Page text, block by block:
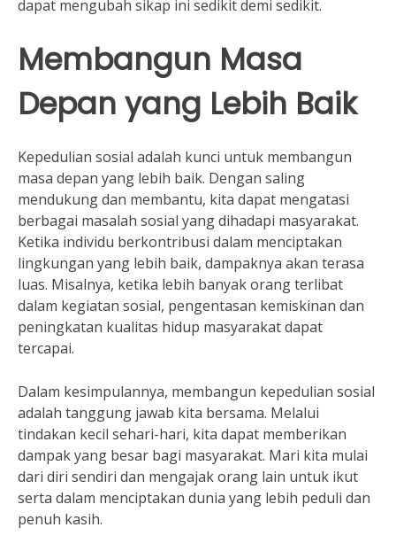
dapat mengubah sikap ini sedikit demi sedikit.
Membangun Masa
Depan yang Lebih Baik
Kepedulian sosial adalah kunci untuk membangun
masa depan yang lebih baik. Dengan saling
mendukung dan membantu, kita dapat mengatasi
berbagai masalah sosial yang dihadapi masyarakat.
Ketika individu berkontribusi dalam menciptakan
lingkungan yang lebih baik, dampaknya akan terasa
luas. Misalnya, ketika lebih banyak orang terlibat
dalam kegiatan sosial, pengentasan kemiskinan dan
peningkatan kualitas hidup masyarakat dapat
tercapai.
Dalam kesimpulannya, membangun kepedulian sosial
adalah tanggung jawab kita bersama. Melalui
tindakan kecil sehari-hari, kita dapat memberikan
dampak yang besar bagi masyarakat. Mari kita mulai
dari diri sendiri dan mengajak orang lain untuk ikut
serta dalam menciptakan dunia yang lebih peduli dan
penuh kasih.